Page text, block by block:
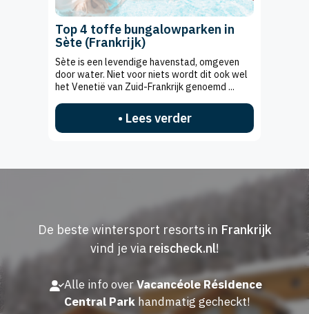
Top 4 toffe bungalowparken in
Sète (Frankrijk)
Sète is een levendige havenstad, omgeven
door water. Niet voor niets wordt dit ook wel
het Venetië van Zuid-Frankrijk genoemd ...
• Lees verder
De beste wintersport resorts in Frankrijk
vind je via reischeck.nl!
Alle info overVacancéole Résidence
Central Parkhandmatig gecheckt!